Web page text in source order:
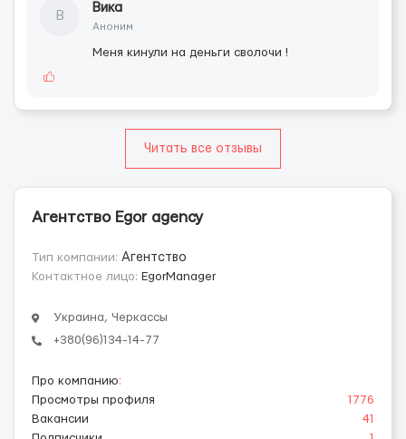
В
Вика
Аноним
Меня кинули на деньги сволочи !
Читать все отзывы
Агентство Egor agency
Тип компании: Агентство
Контактное лицо: EgorManager
Украина, Черкассы
+380(96)134-14-77
Про компанию:
Просмотры профиля
1776
Вакансии
41